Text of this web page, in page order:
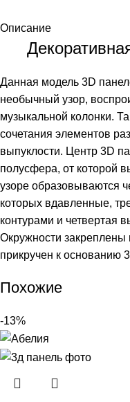
Описание
Данная модель 3D
необычный узор,
музыкальной колонки.
сочетания элементов
выпуклости. Центр 3D
полусфера, от которой
узоре образовываются
которых вдавленные,
контурами и четвертая
Окружности закреплены
прикручен к основанию
Похожие
-13%